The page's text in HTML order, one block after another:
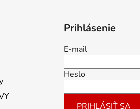
Prihlásenie
E-mail
Heslo
PRIHLÁSIŤ SA